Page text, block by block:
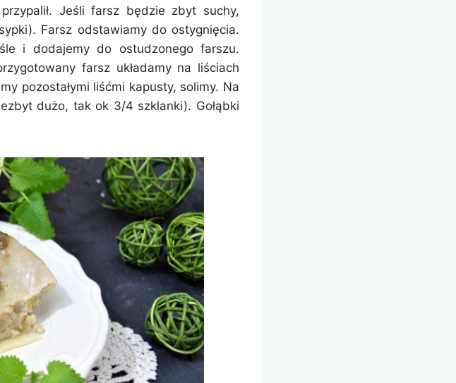
Jeśli farsz będzie zbyt suchy,
Farsz odstawiamy do ostygnięcia.
i dodajemy do ostudzonego farszu.
farsz układamy na liściach
pozostałymi liśćmi kapusty, solimy. Na
dużo, tak ok 3/4 szklanki). Gołąbki